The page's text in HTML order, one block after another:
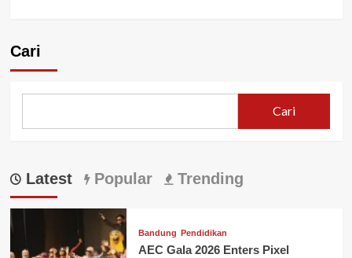
Cari
Cari
Latest Popular Trending
Bandung Pendidikan
AEC Gala 2026 Enters Pixel